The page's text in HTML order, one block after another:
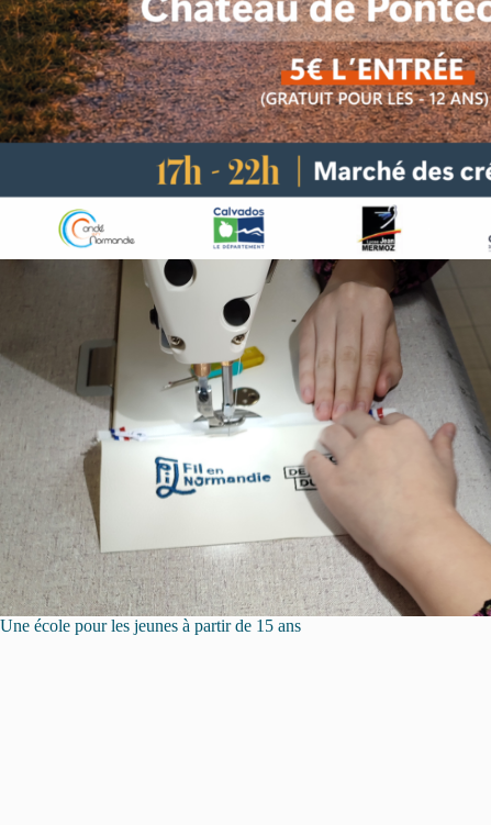
Une école pour les jeunes à partir de 15 ans